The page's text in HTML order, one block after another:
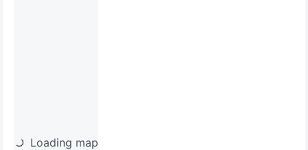
Loading map